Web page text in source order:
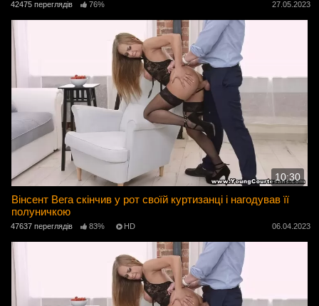
42475 переглядів 76% 27.05.2023
10:30
Вінсент Вега скінчив у рот своїй куртизанці і нагодував її
полуничкою
47637 переглядів 83% HD 06.04.2023